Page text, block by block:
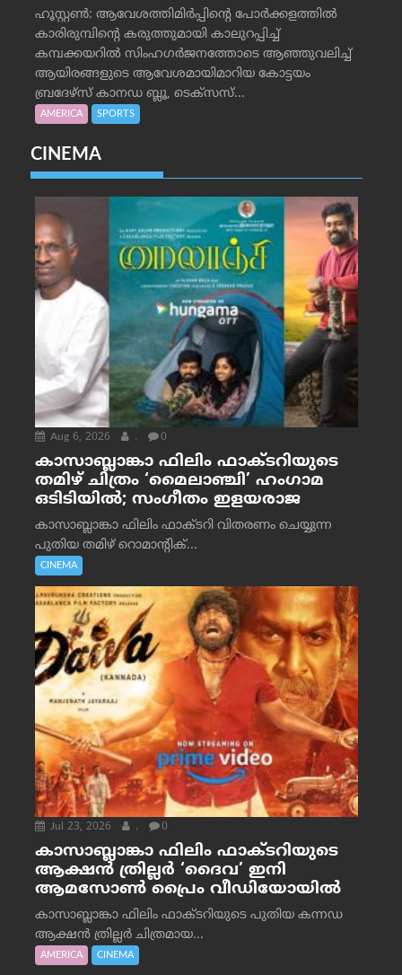
ഹൂസ്റ്റണ്‍: ആവേശത്തിമിര്‍പ്പിന്റെ പോര്‍ക്കളത്തില്‍
കാരിരുമ്പിന്റെ കരുത്തുമായി കാലുറപ്പിച്ച്
കമ്പക്കയറില്‍ സിംഹഗര്‍ജനത്തോടെ ആഞ്ഞുവലിച്ച്
ആയിരങ്ങളുടെ ആവേശമായിമാറിയ കോട്ടയം
ബ്രദേഴ്‌സ് കാനഡ ബ്ലൂ, ടെക്‌സസ്...
AMERICA SPORTS
CINEMA
Aug 6, 2026 . 0
കാസാബ്ലാങ്കാ ഫിലിം ഫാക്ടറിയുടെ
തമിഴ് ചിത്രം ‘മൈലാഞ്ചി’ ഹംഗാമ
ഒടിടിയിൽ; സംഗീതം ഇളയരാജ
കാസാബ്ലാങ്കാ ഫിലിം ഫാക്ടറി വിതരണം ചെയ്യുന്ന
പുതിയ തമിഴ് റൊമാന്റിക്...
CINEMA
Jul 23, 2026 . 0
കാസാബ്ലാങ്കാ ഫിലിം ഫാക്ടറിയുടെ
ആക്ഷൻ ത്രില്ലർ ‘ദൈവ’ ഇനി
ആമസോൺ പ്രൈം വീഡിയോയിൽ
കാസാബ്ലാങ്കാ ഫിലിം ഫാക്ടറിയുടെ പുതിയ കന്നഡ
ആക്ഷൻ ത്രില്ലർ ചിത്രമായ...
AMERICA CINEMA